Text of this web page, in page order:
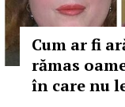
Cum ar fi
rămas
în care nu